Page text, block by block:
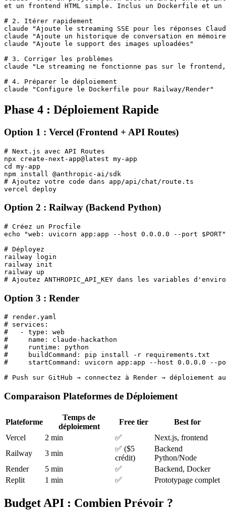
et un frontend HTML simple. Inclus un Dockerfile et un
# 2. Itérer rapidement
claude "Ajoute le streaming SSE pour les réponses
claude "Ajoute un historique de conversation en
claude "Ajoute le support des images uploadées"
# 3. Corriger les problèmes
claude "Le streaming ne fonctionne pas sur le
# 4. Préparer le déploiement
Phase 4 : Déploiement Rapide
Option 1 : Vercel (Frontend + API Routes)
# Next.js avec API Routes
npx create-next-app@latest my-app
cd my-app
npm install @anthropic-ai/sdk
# Ajoutez votre code dans app/api/chat/route.ts
Option 2 : Railway (Backend Python)
# Créez un Procfile
echo "web: uvicorn app:app --host 0.0.0.0 --port
# Déployez
railway login
railway init
railway up
Option 3 : Render
# render.yaml
# services:
#   - type: web
#     name: claude-hackathon
#     runtime: python
#     buildCommand: pip install -r requirements.txt
#     startCommand: uvicorn app:app --host 0.0.0.0 --
Comparaison Plateformes de Déploiement
Plateforme
Temps de
déploiement
Free tier
Best for
Vercel
2 min ✅
Next.js, frontend
Railway
3 min
✅ ($5
crédit)
Backend
Python/Node
Render
5 min ✅
Backend, Docker
Replit
1 min ✅ Prototypage complet
Budget API : Combien Prévoir ?